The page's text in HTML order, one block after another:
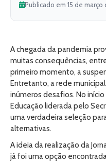
Publicado em 15 de março
A chegada da pandemia
muitas consequências,
primeiro momento, a
Entretanto, a rede
inúmeros desafios. No
Educação liderada pelo
uma verdadeira seleção
alternativas.
A ideia da realização da
já foi uma opção